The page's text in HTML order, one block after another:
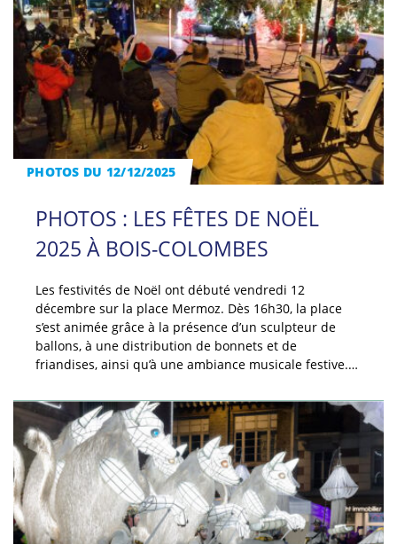
PHOTOS DU 12/12/2025
PHOTOS : LES FÊTES DE NOËL
2025 À BOIS-COLOMBES
Les festivités de Noël ont débuté vendredi 12
décembre sur la place Mermoz. Dès 16h30, la place
s’est animée grâce à la présence d’un sculpteur de
ballons, à une distribution de bonnets et de
friandises, ainsi qu’à une ambiance musicale festive.…